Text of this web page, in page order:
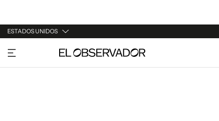
ESTADOS UNIDOS
URUGUAY
ARGENTINA